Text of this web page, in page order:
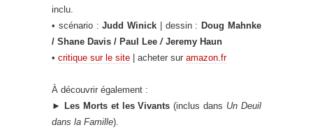
inclu.
• scénario :Judd Winick | dessin : Doug Mahnke
/ Shane Davis / Paul Lee / Jeremy Haun
• critique sur le site | acheter sur amazon.fr
À découvrir également :
►
Les Morts et les Vivants (inclus dans Un Deuil
dans la Famille).